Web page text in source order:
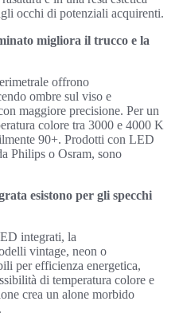
occhi di potenziali acquirenti.
migliora il trucco e la
offrono
ombre sul viso e
maggiore precisione. Per un
colore tra 3000 e 4000 K
90+. Prodotti con LED
Philips o Osram, sono
esistono per gli specchi
integrati, la
vintage, neon o
per efficienza energetica,
di temperatura colore e
crea un alone morbido